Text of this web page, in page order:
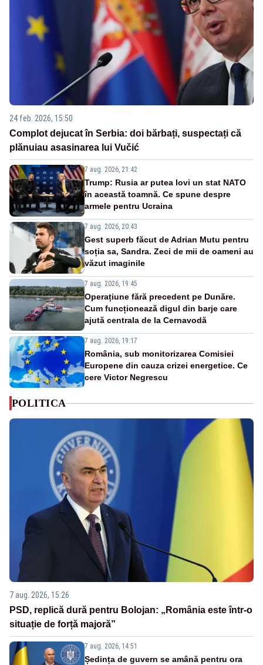
24 feb. 2026, 15:50
Complot dejucat în Serbia: doi bărbați, suspectați că
plănuiau asasinarea lui Vučić
7 aug. 2026, 21:42
Trump: Rusia ar putea lovi un stat NATO
în această toamnă. Ce spune despre
armele pentru Ucraina
7 aug. 2026, 20:43
Gest superb făcut de Adrian Mutu pentru
soția sa, Sandra. Zeci de mii de oameni au
văzut imaginile
7 aug. 2026, 19:45
Operațiune fără precedent pe Dunăre.
Cum funcționează digul din barje care
ajută centrala de la Cernavodă
7 aug. 2026, 19:17
România, sub monitorizarea Comisiei
Europene din cauza crizei energetice. Ce
cere Victor Negrescu
POLITICA
7 aug. 2026, 15:26
PSD, replică dură pentru Bolojan: „România este într-o
situație de forță majoră”
7 aug. 2026, 14:51
Ședința de guvern se amână pentru ora